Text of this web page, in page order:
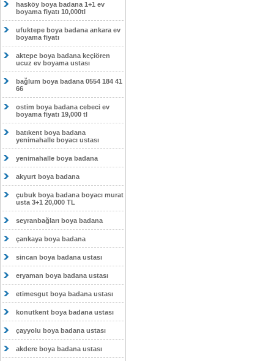
hasköy boya badana 1+1 ev
boyama fiyatı 10,000tl
ufuktepe boya badana ankara ev
boyama fiyatı
aktepe boya badana keçiören
ucuz ev boyama ustası
bağlum boya badana 0554 184 41
66
ostim boya badana cebeci ev
boyama fiyatı 19,000 tl
batıkent boya badana
yenimahalle boyacı ustası
yenimahalle boya badana
akyurt boya badana
çubuk boya badana boyacı murat
usta 3+1 20,000 TL
seyranbağları boya badana
çankaya boya badana
sincan boya badana ustası
eryaman boya badana ustası
etimesgut boya badana ustası
konutkent boya badana ustası
çayyolu boya badana ustası
akdere boya badana ustası